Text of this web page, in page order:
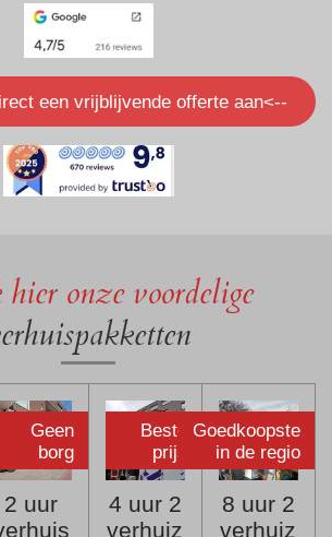
een vrijblijvende offerte aan<--
onze voordelige
Geen
borg
2 uur
Beste
prijs
4 uur 2
verhuiz
Goedkoopste
in de regio
8 uur 2
verhuiz